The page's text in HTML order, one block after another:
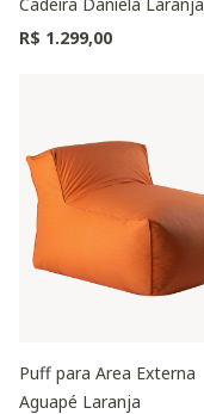
R$ 1.299,00
Puff para Area Externa
Aguapé Laranja